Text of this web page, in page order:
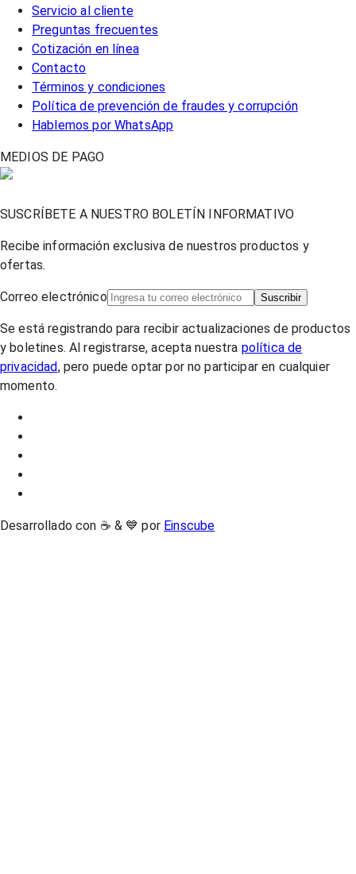
Servicio al cliente
Preguntas frecuentes
Cotización en línea
Contacto
Términos y condiciones
Política de prevención de fraudes y corrupción
Hablemos por WhatsApp
MEDIOS DE PAGO
SUSCRÍBETE A NUESTRO BOLETÍN INFORMATIVO
Recibe información exclusiva de nuestros productos y
ofertas.
Correo electrónico Suscribir
Se está registrando para recibir actualizaciones de productos
y boletines. Al registrarse, acepta nuestra política de
privacidad, pero puede optar por no participar en cualquier
momento.
Desarrollado con ☕ & 💙 por Einscube